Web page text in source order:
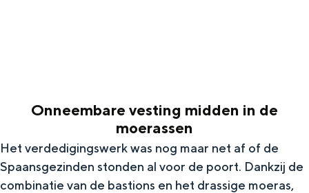
DIT IS GRONINGEN
Onneembare vesting midden in de
moerassen
Het verdedigingswerk was nog maar net af of de
Spaansgezinden stonden al voor de poort. Dankzij de
combinatie van de bastions en het drassige moeras,